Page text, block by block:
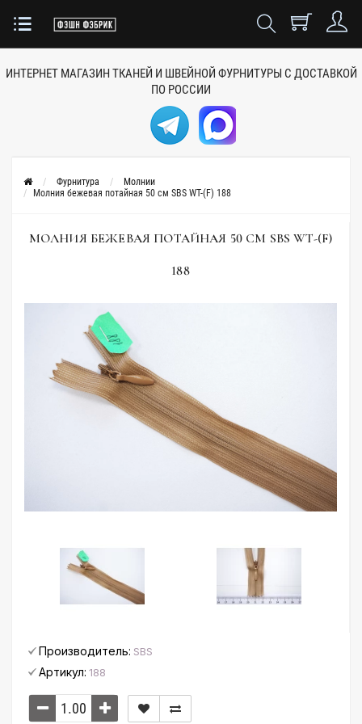
ИНТЕРНЕТ МАГАЗИН ТКАНЕЙ И ШВЕЙНОЙ ФУРНИТУРЫ С ДОСТАВКОЙ
ПО РОССИИ
Фурнитура
Молнии
Молния бежевая потайная 50 см SBS WT-(F) 188
МОЛНИЯ БЕЖЕВАЯ ПОТАЙНАЯ 50 СМ SBS WT-(F)
188
Производитель: SBS
Артикул: 188